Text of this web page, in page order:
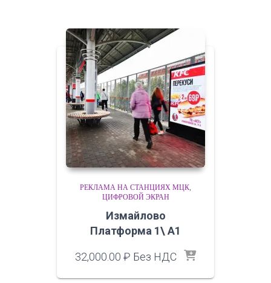
РЕКЛАМА НА СТАНЦИЯХ МЦК
ЦИФРОВОЙ ЭКРАН
Измайлово
Платформа 1\ A1
32,000.00 ₽ Без НДС